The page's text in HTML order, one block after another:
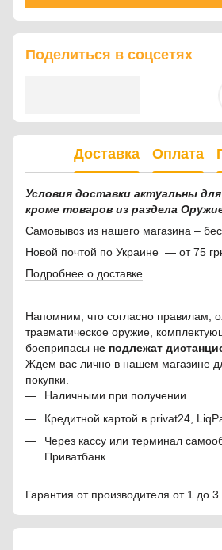
Поделиться в соцсетях
Доставка Оплата
Условия доставки актуальны
кроме товаров из раздела
Самовывоз из нашего магазина –
Новой почтой по Украине — от 75
Подробнее о доставке
Напомним, что согласно правилам,
травматическое оружие,
боеприпасы не подлежат
Ждем вас лично в нашем магазине
покупки.
Наличными при получении.
Кредитной картой в privat24,
Через кассу или терминал
Приватбанк.
Гарантия от производителя от 1 до 3